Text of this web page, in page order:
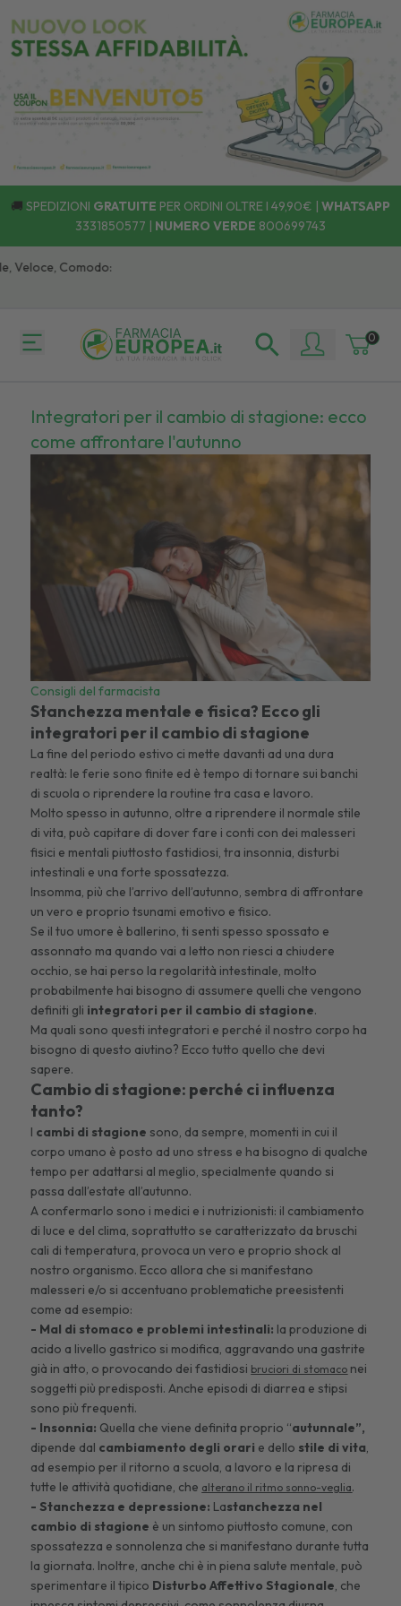
🚚 SPEDIZIONI GRATUITE PER ORDINI OLTRE I 49,90€ | WHATSAPP
3331850577 | NUMERO VERDE 800699743
Comodo:
0
Integratori per il cambio di stagione: ecco
come affrontare l'autunno
Consigli del farmacista
Stanchezza mentale e fisica? Ecco gli
integratori per il cambio di stagione
La fine del periodo estivo ci mette davanti ad una dura
realtà: le ferie sono finite ed è tempo di tornare sui banchi
di scuola o riprendere la routine tra casa e lavoro.
Molto spesso in autunno, oltre a riprendere il normale stile
di vita, può capitare di dover fare i conti con dei malesseri
fisici e mentali piuttosto fastidiosi, tra insonnia, disturbi
intestinali e una forte spossatezza.
Insomma, più che l’arrivo dell’autunno, sembra di affrontare
un vero e proprio tsunami emotivo e fisico.
Se il tuo umore è ballerino, ti senti spesso spossato e
assonnato ma quando vai a letto non riesci a chiudere
occhio, se hai perso la regolarità intestinale, molto
probabilmente hai bisogno di assumere quelli che vengono
definiti gli integratori per il cambio di stagione.
Ma quali sono questi integratori e perché il nostro corpo ha
bisogno di questo aiutino? Ecco tutto quello che devi
sapere.
Cambio di stagione: perché ci influenza
tanto?
I cambi di stagione sono, da sempre, momenti in cui il
corpo umano è posto ad uno stress e ha bisogno di qualche
tempo per adattarsi al meglio, specialmente quando si
passa dall’estate all’autunno.
A confermarlo sono i medici e i nutrizionisti: il cambiamento
di luce e del clima, soprattutto se caratterizzato da bruschi
cali di temperatura, provoca un vero e proprio shock al
nostro organismo. Ecco allora che si manifestano
malesseri e/o si accentuano problematiche preesistenti
come ad esempio:
- Mal di stomaco e problemi intestinali: la produzione di
acido a livello gastrico si modifica, aggravando una gastrite
già in atto, o provocando dei fastidiosi bruciori di stomaco nei
soggetti più predisposti. Anche episodi di diarrea e stipsi
sono più frequenti.
- Insonnia: Quella che viene definita proprio “autunnale”,
dipende dal cambiamento degli orari e dello stile di vita
ad esempio per il ritorno a scuola, a lavoro e la ripresa di
tutte le attività quotidiane, che alterano il ritmo sonno-veglia.
- Stanchezza e depressione: Lastanchezza nel
cambio di stagione è un sintomo piuttosto comune, con
spossatezza e sonnolenza che si manifestano durante tutta
la giornata. Inoltre, anche chi è in piena salute mentale, può
sperimentare il tipico Disturbo Affettivo Stagionale , che